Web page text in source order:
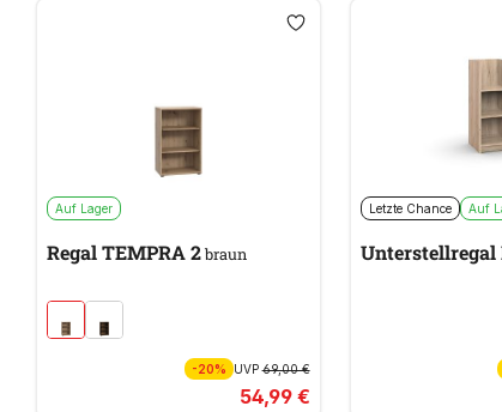
Auf Lager
Regal TEMPRA 2braun
-20% UVP69,00 €
54,99 €
Letzte Chance Auf
Unterstellregal